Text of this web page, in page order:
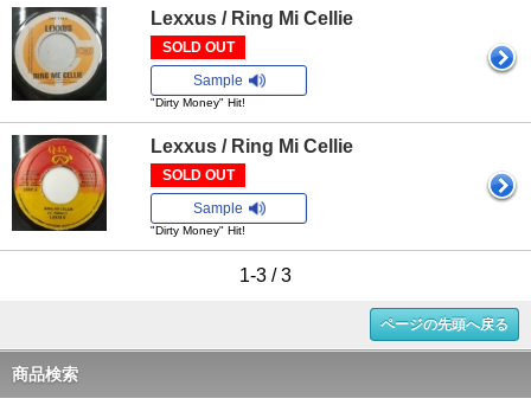
Lexxus / Ring Mi Cellie
SOLD OUT
Sample
"Dirty Money" Hit!
Lexxus / Ring Mi Cellie
SOLD OUT
Sample
"Dirty Money" Hit!
1-3 / 3
ページの先頭へ戻る
商品検索